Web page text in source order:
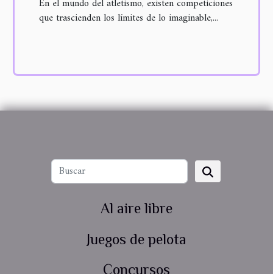
En el mundo del atletismo, existen competiciones
que trascienden los límites de lo imaginable,...
Al aire libre
Juegos de pelota
Concursos